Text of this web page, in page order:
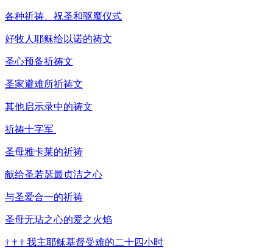
各种祈祷、祝圣和驱魔仪式
好牧人耶稣给以诺的祷文
圣心预备祈祷文
圣家避难所祈祷文
其他启示录中的祷文
祈祷十字军
圣母雅卡莱的祈祷
献给圣若瑟最贞洁之心
与圣爱合一的祈祷
圣母无玷之心的爱之火焰
† † † 我主耶稣基督受难的二十四小时